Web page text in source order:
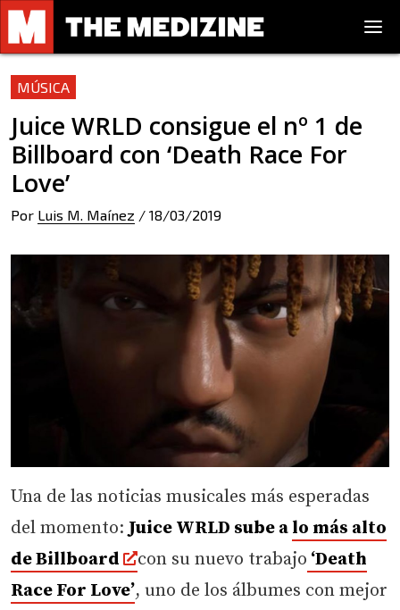
MÚSICA
Juice WRLD consigue el nº 1 de
Billboard con ‘Death Race For
Love’
Por Luis M. Maínez / 18/03/2019
Una de las noticias musicales más esperadas
del momento:Juice WRLD sube a lo más alto
de Billboard
con su nuevo trabajo ‘Death
Race For Love’, uno de los álbumes con mejor